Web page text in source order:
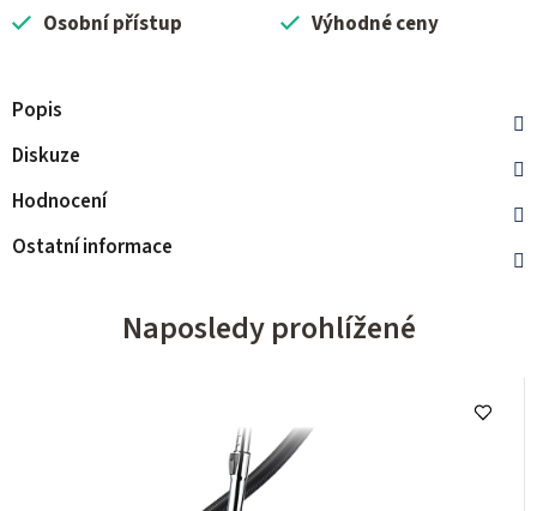
Osobní přístup Výhodné ceny
Popis
Diskuze
Hodnocení
Ostatní informace
Naposledy prohlížené